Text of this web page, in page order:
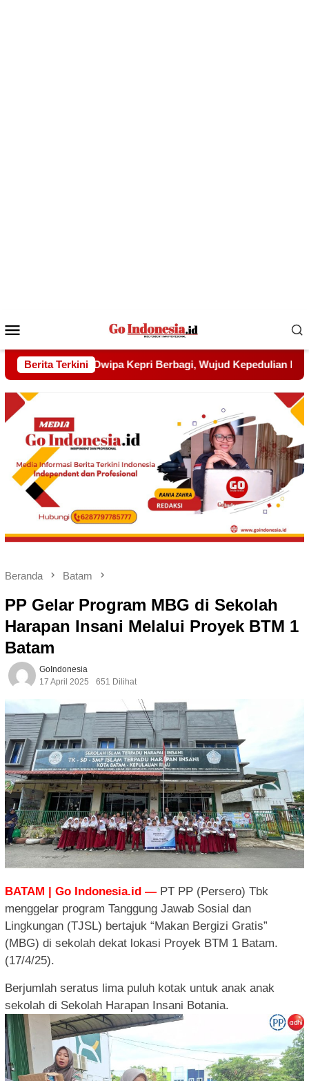
Mobile
Berita Terkini
Kepedulian kepada Pondok Tahfidz Yatim dan Dhuafa Al-
Beranda Batam
PP Gelar Program MBG di Sekolah
Harapan Insani Melalui Proyek BTM 1
Batam
GoIndonesia
17 April 2025
651 Dilihat
BATAM | Go Indonesia.id — PT PP (Persero) Tbk
menggelar program Tanggung Jawab Sosial dan
Lingkungan (TJSL) bertajuk “Makan Bergizi Gratis”
(MBG) di sekolah dekat lokasi Proyek BTM 1 Batam.
(17/4/25).
Berjumlah seratus lima puluh kotak untuk anak anak
sekolah di Sekolah Harapan Insani Botania.